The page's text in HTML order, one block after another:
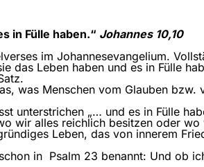
in Fülle haben.“ Johannes 10,10
im Johannesevangelium.
das Leben haben und es in Fülle
was Menschen vom Glauben
unterstrichen „… und es in Fülle
wir alles reichlich besitzen oder
Leben, das von innerem
in Psalm 23 benannt: Und ob